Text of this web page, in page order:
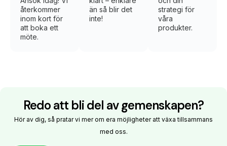
återkommer
inom kort för
att boka ett
möte.
än så blir det
inte!​
strategi för
våra
produkter.
Redo att bli del av gemenskapen?
Hör av dig, så pratar vi mer om era möjligheter att växa tillsammans
med oss.